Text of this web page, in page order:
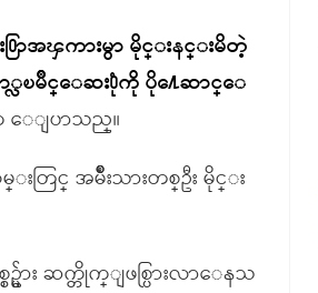
ာအၾကားမွာ မိုင္းနင္းမိတဲ့
ၿမိဳင္ေဆး႐ုံကို ပို႔ေဆာင္ေ
ေျပာသည္။
တြင္ အမ်ိဳးသားတစ္ဦး မိုင္း
း ဆက္တိုက္ျဖစ္ပြားလာေနသ